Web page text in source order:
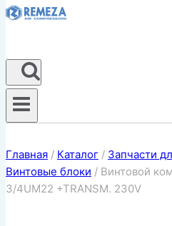
Главная / Каталог / Запчасти
Винтовые блоки / Винтовой
3/4UM22 +TRANSM. 230V